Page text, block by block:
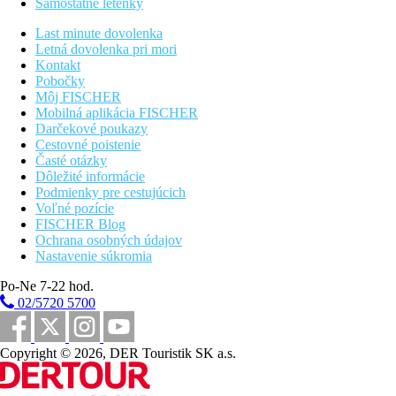
Visa, MasterCard.
Web
https://www.supremebeachotel.com/
Internet
Bezplatné Wi-Fi vo verejných priestoroch.
Oficiálne kategórie
4 hviezdičky
Poznámka
Rozsah a kvalitu uvedených služieb a činností môže ovplyvniť
zavedenie akýchkoľvek hygienických alebo protiepidemických
opatrení v destinácii.
Vzdialenosti
50 m
Centrum mesta
100 km
Vzdialenosť od najbližšieho letiska
Last minute dovolenka
Letná dovolenka pri mori
Kontakt
Pobočky
Môj FISCHER
Mobilná aplikácia FISCHER
Darčekové poukazy
Cestovné poistenie
Časté otázky
Dôležité informácie
Podmienky pre cestujúcich
Voľné pozície
FISCHER Blog
Ochrana osobných údajov
Nastavenie súkromia
Po-Ne 7-22 hod.
02/5720 5700
Copyright © 2026, DER Touristik SK a.s.